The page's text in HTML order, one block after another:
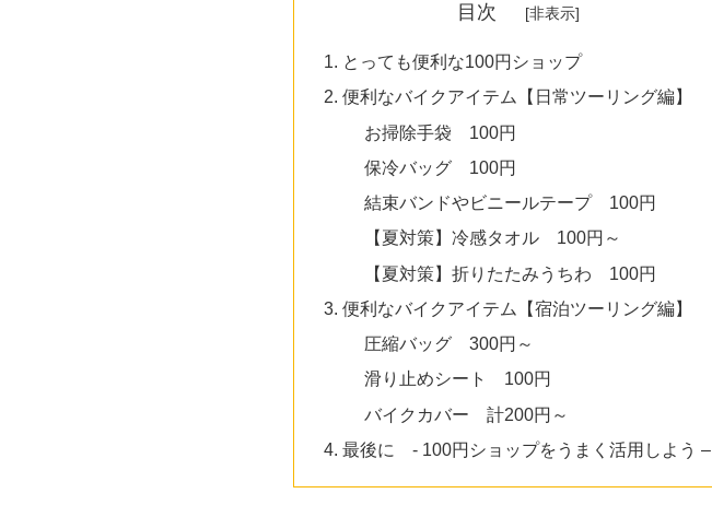
目次
とっても便利な100円ショップ
便利なバイクアイテム【日常ツーリング編】
お掃除手袋 100円
保冷バッグ 100円
結束バンドやビニールテープ 100円
【夏対策】冷感タオル 100円～
【夏対策】折りたたみうちわ 100円
便利なバイクアイテム【宿泊ツーリング編】
圧縮バッグ 300円～
滑り止めシート 100円
バイクカバー 計200円～
最後に - 100円ショップをうまく活用しよう –